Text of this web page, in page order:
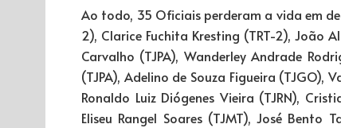
Ao todo, 35 Oficiais perderam a vida em
2), Clarice Fuchita Kresting (TRT-2), João
Carvalho (TJPA), Wanderley Andrade
(TJPA), Adelino de Souza Figueira (TJGO),
Ronaldo Luiz Diógenes Vieira (TJRN),
Eliseu Rangel Soares (TJMT), José Bento